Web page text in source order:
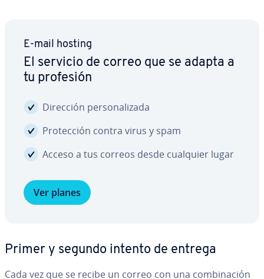
E-mail hosting
El servicio de correo que se adapta a
tu profesión
Dirección pe­r­so­na­li­za­da
Pro­te­c­ción contra virus y spam
Acceso a tus correos desde cualquier lugar
Ver planes
Primer y segundo intento de entrega
Cada vez que se recibe un correo con una co­m­bi­na­ción